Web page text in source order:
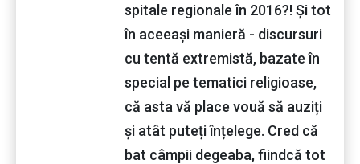
spitale regionale în 2016?! Și tot
în aceeași manieră - discursuri
cu tentă extremistă, bazate în
special pe tematici religioase,
că asta vă place vouă să auziți
și atât puteți înțelege. Cred că
bat câmpii degeaba, fiindcă tot